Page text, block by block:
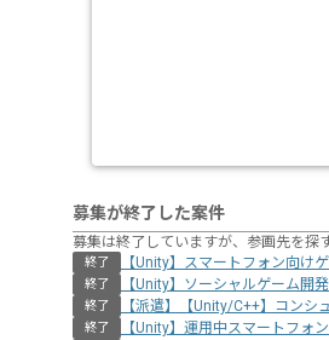
募集が終了した案件
募集は終了していますが、参画先を探
終了 【Unity】スマートフォン向け
終了 【Unity】ソーシャルゲーム開
終了 【派遣】【Unity/C++】コンシ
終了 【Unity】運用中スマートフォ